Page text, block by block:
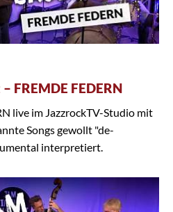
FREMDE FEDERN
live im JazzrockTV-Studio mit
Songs gewollt "de-
interpretiert.